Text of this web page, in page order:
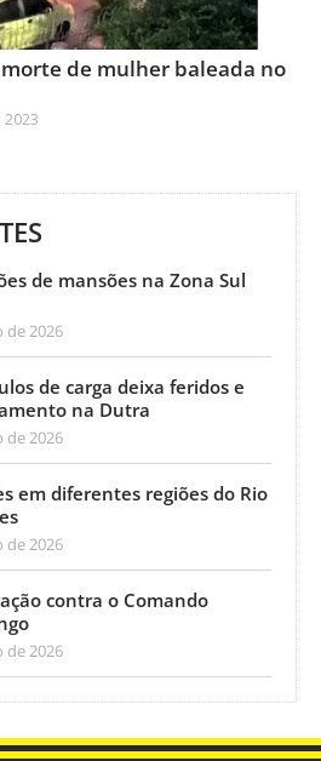
de mulher baleada no
de mansões na Zona Sul
de 2026
de carga deixa feridos e
na Dutra
de 2026
em diferentes regiões do Rio
de 2026
contra o Comando
de 2026